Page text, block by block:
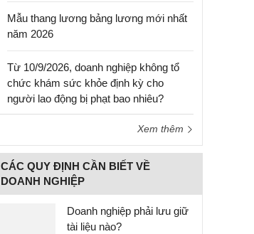
Mẫu thang lương bảng lương mới nhất
năm 2026
Từ 10/9/2026, doanh nghiệp không tổ
chức khám sức khỏe định kỳ cho
người lao động bị phạt bao nhiêu?
Xem thêm
CÁC QUY ĐỊNH CẦN BIẾT VỀ
DOANH NGHIỆP
Doanh nghiệp phải lưu giữ
tài liệu nào?